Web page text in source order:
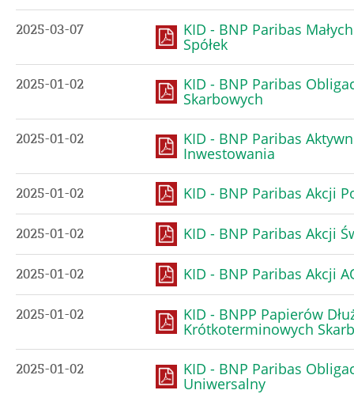
2025-03-07 KID - BNP Paribas
Spółek
2025-01-02 KID - BNP Paribas
Skarbowych
2025-01-02 KID - BNP Paribas
Inwestowania
2025-01-02 KID - BNP Paribas Akcji
2025-01-02 KID - BNP Paribas Akcji
2025-01-02 KID - BNP Paribas Akcji
2025-01-02 KID - BNPP Papierów
Krótkoterminowych
2025-01-02 KID - BNP Paribas
Uniwersalny